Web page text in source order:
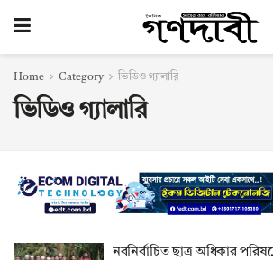
Home Category ভিডিও গ্যালারি
ভিডিও গ্যালারি
নবনির্বাচিত ছাত্র অধিকার